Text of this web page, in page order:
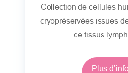
Collection de cellules
cryopréservées issues
de tissus
Plus d’info